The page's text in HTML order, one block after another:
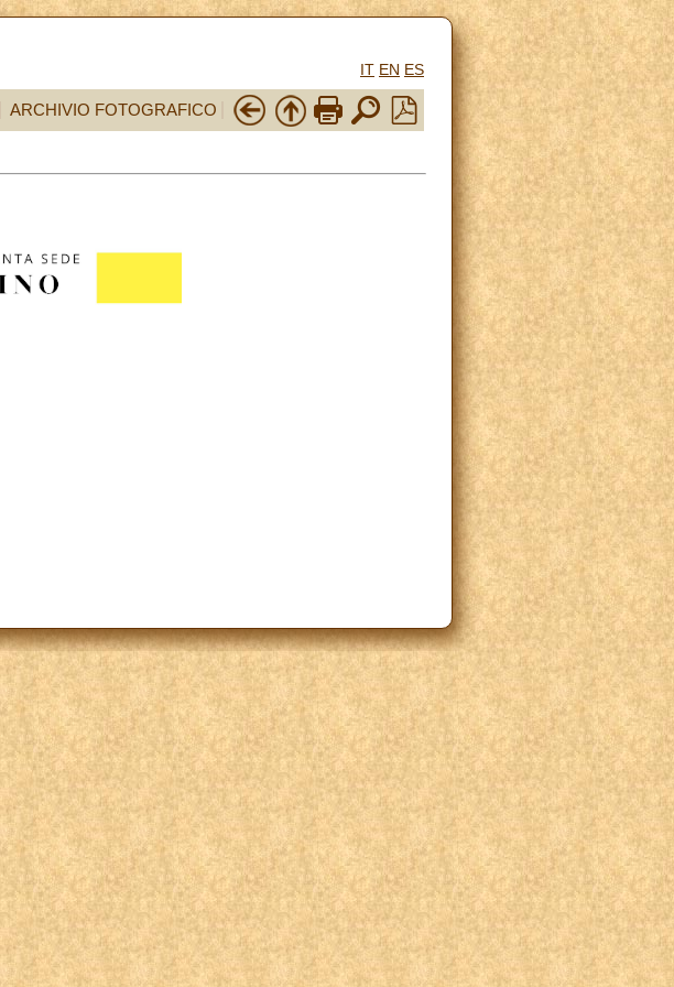
IT EN ES
ARCHIVIO FOTOGRAFICO